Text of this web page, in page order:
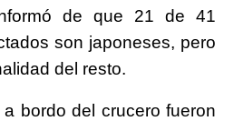
de que 21 de 41
son japoneses, pero
del resto.
bordo del crucero fueron